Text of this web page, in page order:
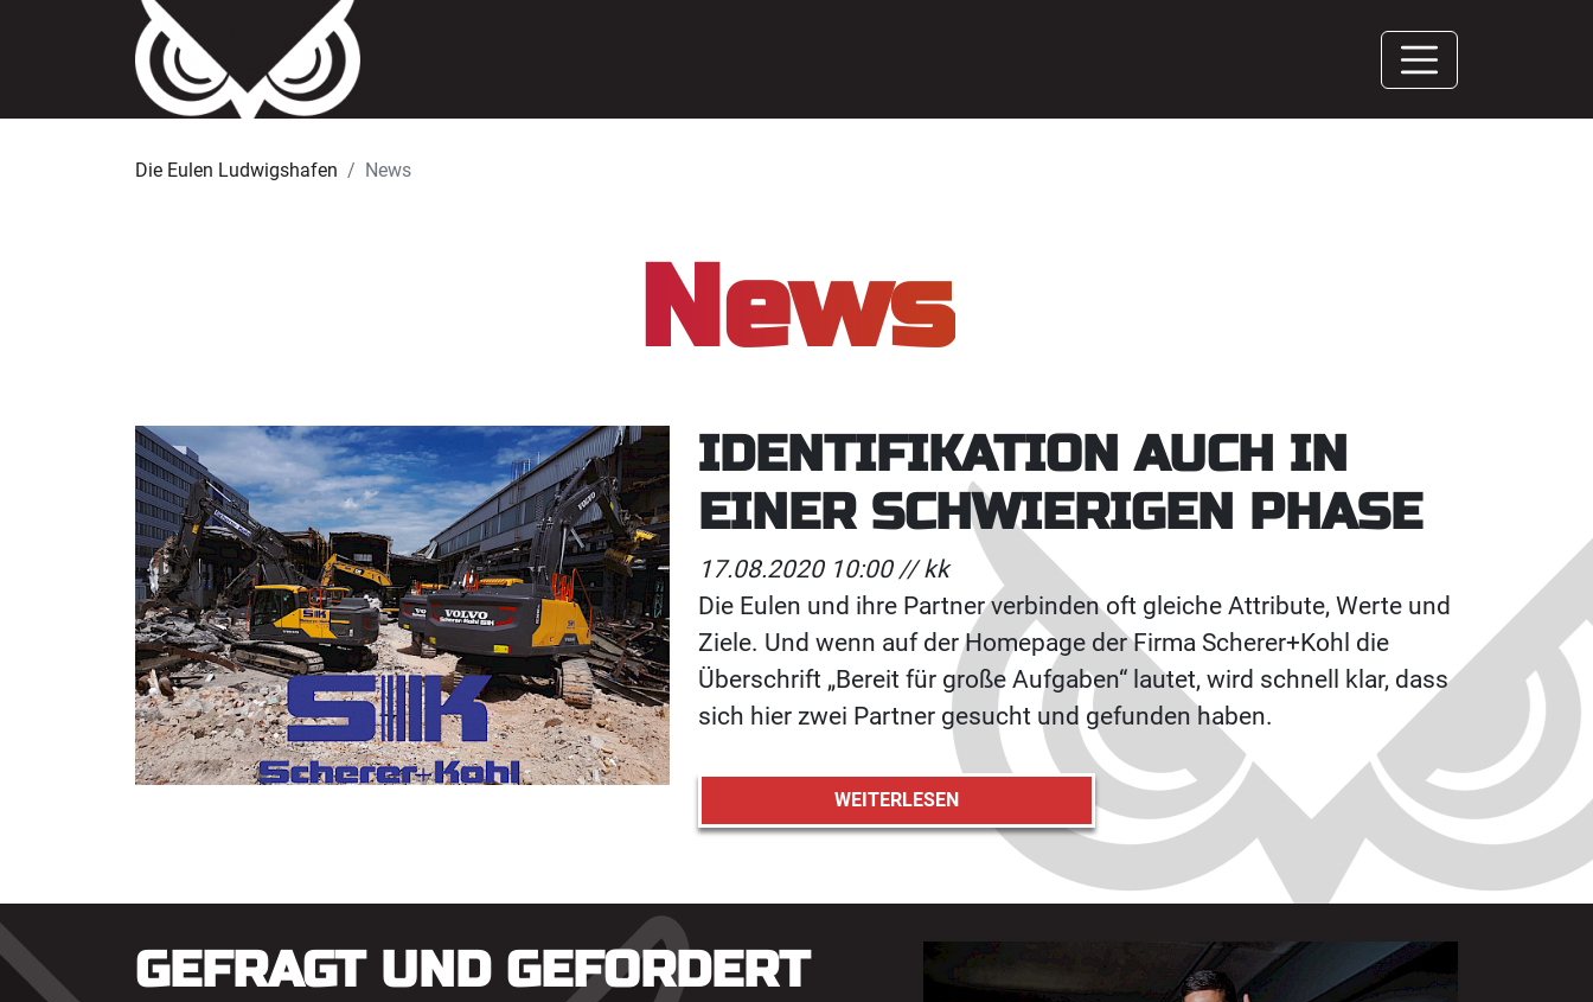
Die Eulen Ludwigshafen News
News
IDENTIFIKATION AUCH IN
EINER SCHWIERIGEN PHASE
17.08.2020 10:00 //kk
Die Eulen und ihre Partner verbinden oft gleiche Attribute, Werte und
Ziele. Und wenn auf der Homepage der Firma Scherer+Kohl die
Überschrift „Bereit für große Aufgaben“ lautet, wird schnell klar, dass
sich hier zwei Partner gesucht und gefunden haben.
WEITERLESEN
GEFRAGT UND GEFORDERT